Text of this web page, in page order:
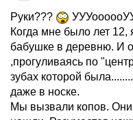
Руки???
Когда мне было лет 12,
бабушке в деревню. И
,прогуливаясь по
зубах которой
даже в носке.
Мы вызвали копов. Они